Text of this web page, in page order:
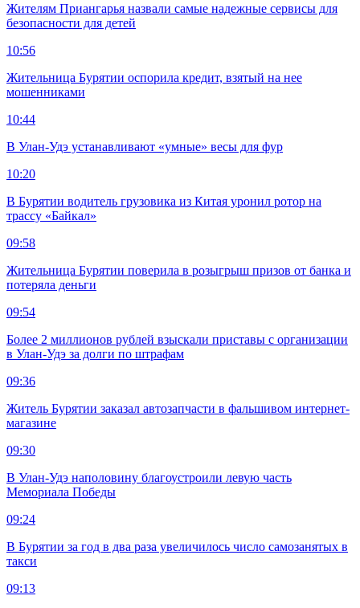
Жителям Приангарья назвали самые надежные сервисы для
безопасности для детей
10:56
Жительница Бурятии оспорила кредит, взятый на нее
мошенниками
10:44
В Улан-Удэ устанавливают «умные» весы для фур
10:20
В Бурятии водитель грузовика из Китая уронил ротор на
трассу «Байкал»
09:58
Жительница Бурятии поверила в розыгрыш призов от банка и
потеряла деньги
09:54
Более 2 миллионов рублей взыскали приставы с организации
в Улан-Удэ за долги по штрафам
09:36
Житель Бурятии заказал автозапчасти в фальшивом интернет-
магазине
09:30
В Улан-Удэ наполовину благоустроили левую часть
Мемориала Победы
09:24
В Бурятии за год в два раза увеличилось число самозанятых в
такси
09:13